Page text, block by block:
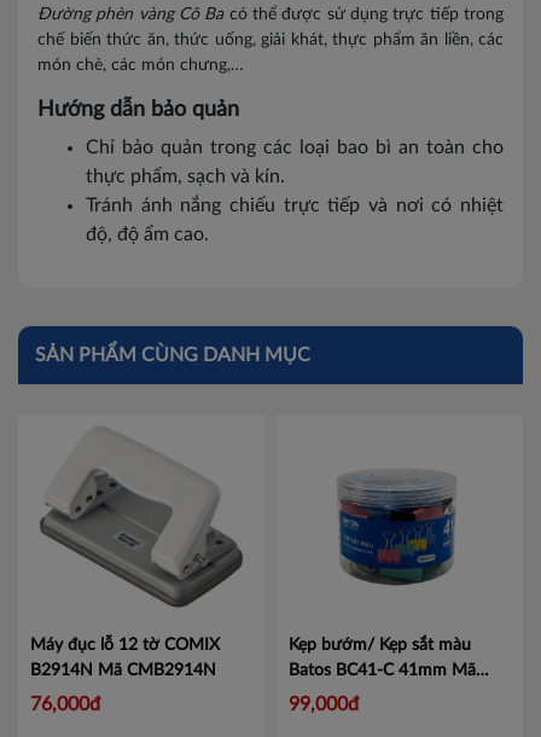
Bắc Ninh
Cao Bằng
Điện Biên
Hà Giang
Lai Châu
Lao Cai
Nam Định
Phú Thọ
Sơn La
Thái Bình
Thái Nguyên
Tuyên Quang
Đường phèn vàng Cô Bacó thể được sử dụng trực tiếp trong
chế biến thức ăn, thức uống, giải khát, thực phẩm ăn liền, các
món chè, các món chưng,…
Hướng dẫn bảo quản
Chỉ bảo quản trong các loại bao bì an toàn cho
thực phẩm, sạch và kín.
Tránh ánh nắng chiếu trực tiếp và nơi có nhiệt
độ, độ ẩm cao.
SẢN PHẨM CÙNG DANH MỤC
Máy đục lỗ 12 tờ COMIX
B2914N
Mã CMB2914N
76,000đ
Kẹp bướm/ Kẹp sắt màu
Batos BC41-C 41mm Mã
BC41-C
99,000đ